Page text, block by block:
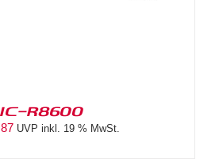
IC-R8600
UVP inkl. 19 % MwSt.